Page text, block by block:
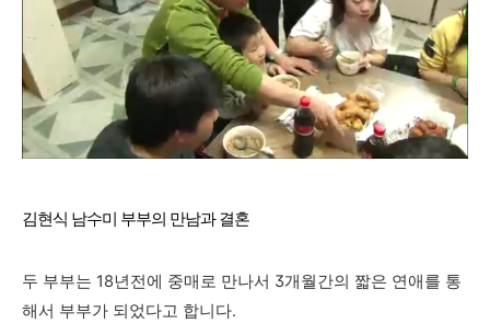
김현식 남수미 부부의 만남과 결혼
두 부부는 18년전에 중매로 만나서 3개월간의 짧은 연애를 통
해서 부부가 되었다고 합니다.